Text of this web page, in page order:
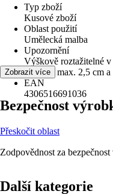
Typ zboží
Kusové zboží
Oblast použití
Umělecká malba
Upozornění
Výškově roztažitelné
tloušťce max. 2,5 cm
EAN
4306516691036
Zobrazit více
Bezpečnost
Přeskočit oblast
Zodpovědnost za
Další kategorie